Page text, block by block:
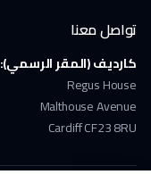
تواصل معنا
كارديف (المقر الرسمي):
Regus House
Malthouse Avenue
Cardiff CF23 8RU